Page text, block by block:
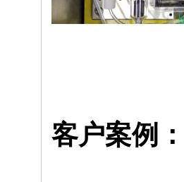
客户案例